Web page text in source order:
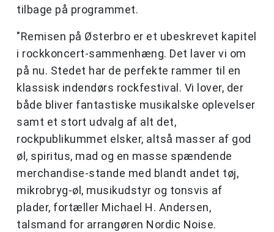
tilbage på programmet.
"Remisen på Østerbro er et ubeskrevet kapitel
i rockkoncert-sammenhæng. Det laver vi om
på nu. Stedet har de perfekte rammer til en
klassisk indendørs rockfestival. Vi lover, der
både bliver fantastiske musikalske oplevelser
samt et stort udvalg af alt det,
rockpublikummet elsker, altså masser af god
øl, spiritus, mad og en masse spændende
merchandise-stande med blandt andet tøj,
mikrobryg-øl, musikudstyr og tonsvis af
plader, fortæller Michael H. Andersen,
talsmand for arrangøren Nordic Noise.